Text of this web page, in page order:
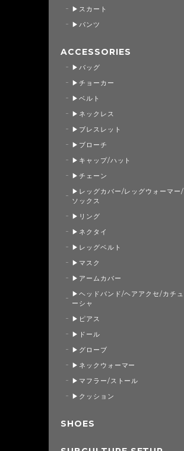
▶スカート
▶パンツ
ACCESSORIES
▶バッグ
▶チョーカー
▶ベルト
▶ネックレス
▶ブレスレット
▶ブローチ
▶キャップ/ハット
▶チェーン
▶レッグカバー/レッグウォーマー/
ソックス
▶リング
▶ネクタイ
▶レッグベルト
▶マスク
▶アームカバー
▶ヘッドバンド/ヘアアクセ/カチュ
ーシャ
▶ピアス
▶ドール
▶グローブ
▶ネックウォーマー
▶マフラー/ストール
▶クッション
SHOES